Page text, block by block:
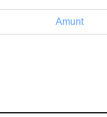
Amunt